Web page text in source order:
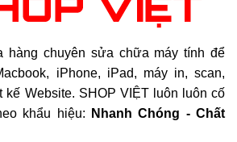
hàng chuyên sửa chữa máy tính để
iPhone, iPad, máy in, scan,
kế Website. SHOP VIỆT luôn luôn cố
khẩu hiệu:
Nhanh Chóng - Chất